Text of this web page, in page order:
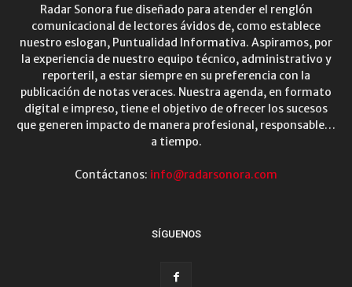
Radar Sonora fue diseñado para atender el renglón
comunicacional de lectores ávidos de, como establece
nuestro eslogan, Puntualidad Informativa. Aspiramos, por
la experiencia de nuestro equipo técnico, administrativo y
reporteril, a estar siempre en su preferencia con la
publicación de notas veraces. Nuestra agenda, en formato
digital e impreso, tiene el objetivo de ofrecer los sucesos
que generen impacto de manera profesional, responsable…
a tiempo.
Contáctanos: info@radarsonora.com
SÍGUENOS